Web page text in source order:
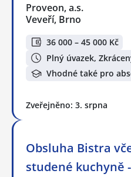
Proveon, a.s.
Veveří, Brno
36 000 – 45 000 Kč
Plný úvazek,
Vhodné také pro
Zveřejněno: 3. srpna
Obsluha Bistra
studené kuchyně -